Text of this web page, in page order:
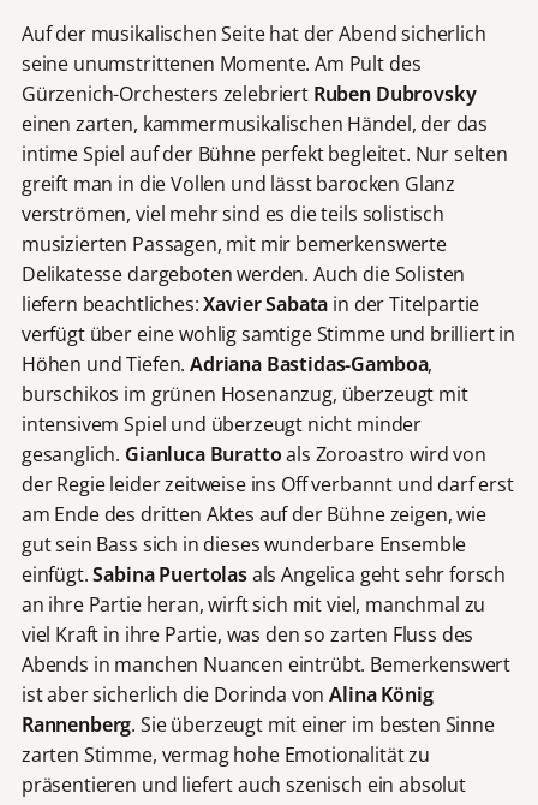
Auf der musikalischen Seite hat der Abend sicherlich
seine unumstrittenen Momente. Am Pult des
Gürzenich-Orchesters zelebriert Ruben Dubrovsky
einen zarten, kammermusikalischen Händel, der das
intime Spiel auf der Bühne perfekt begleitet. Nur selten
greift man in die Vollen und lässt barocken Glanz
verströmen, viel mehr sind es die teils solistisch
musizierten Passagen, mit mir bemerkenswerte
Delikatesse dargeboten werden. Auch die Solisten
liefern beachtliches:Xavier Sabata in der Titelpartie
verfügt über eine wohlig samtige Stimme und brilliert in
Höhen und Tiefen.Adriana Bastidas-Gamboa,
burschikos im grünen Hosenanzug, überzeugt mit
intensivem Spiel und überzeugt nicht minder
gesanglich. Gianluca Burattoals Zoroastro wird von
der Regie leider zeitweise ins Off verbannt und darf erst
am Ende des dritten Aktes auf der Bühne zeigen, wie
gut sein Bass sich in dieses wunderbare Ensemble
einfügt.Sabina Puertolasals Angelica geht sehr forsch
an ihre Partie heran, wirft sich mit viel, manchmal zu
viel Kraft in ihre Partie, was den so zarten Fluss des
Abends in manchen Nuancen eintrübt. Bemerkenswert
ist aber sicherlich die Dorinda vonAlina König
Rannenberg. Sie überzeugt mit einer im besten Sinne
zarten Stimme, vermag hohe Emotionalität zu
präsentieren und liefert auch szenisch ein absolut